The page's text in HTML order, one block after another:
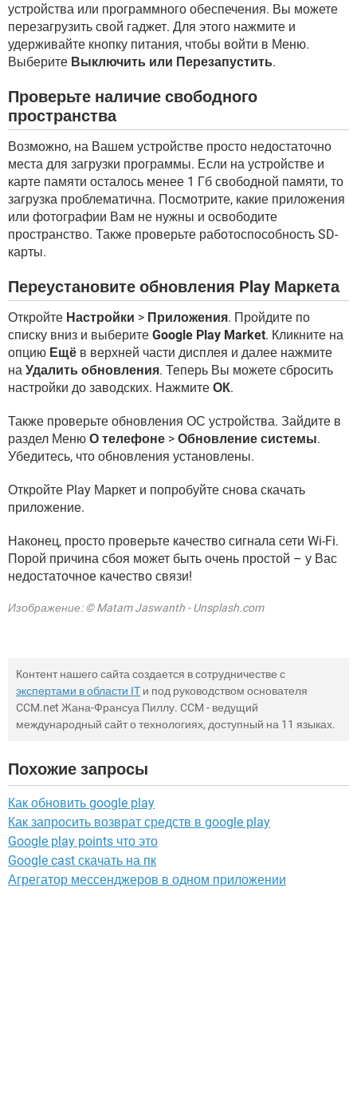
устройства или программного обеспечения. Вы можете
перезагрузить свой гаджет. Для этого нажмите и
удерживайте кнопку питания, чтобы войти в Меню.
Выберите Выключить или Перезапустить.
Проверьте наличие свободного
пространства
Возможно, на Вашем устройстве просто недостаточно
места для загрузки программы. Если на устройстве и
карте памяти осталось менее 1 Гб свободной памяти, то
загрузка проблематична. Посмотрите, какие приложения
или фотографии Вам не нужны и освободите
пространство. Также проверьте работоспособность SD-
карты.
Переустановите обновления Play Маркета
Откройте Настройки > Приложения. Пройдите по
списку вниз и выберите Google Play Market. Кликните на
опцию Ещё в верхней части дисплея и далее нажмите
на Удалить обновления. Теперь Вы можете сбросить
настройки до заводских. Нажмите ОК.
Также проверьте обновления ОС устройства. Зайдите в
раздел Меню О телефоне > Обновление системы.
Убедитесь, что обновления установлены.
Откройте Play Маркет и попробуйте снова скачать
приложение.
Наконец, просто проверьте качество сигнала сети Wi-Fi.
Порой причина сбоя может быть очень простой – у Вас
недостаточное качество связи!
Изображение: © Matam Jaswanth - Unsplash.com
Контент нашего сайта создается в сотрудничестве с
экспертами в области IT и под руководством основателя
CCM.net Жана-Франсуа Пиллу. CCM - ведущий
международный сайт о технологиях, доступный на 11 языках.
Похожие запросы
Как обновить google play
Как запросить возврат средств в google play
Google play points что это
Google cast скачать на пк
Агрегатор мессенджеров в одном приложении